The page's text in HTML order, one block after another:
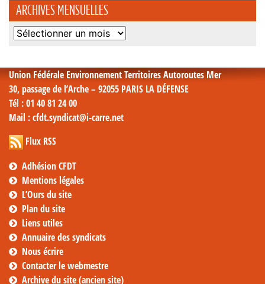
ARCHIVES MENSUELLES
Archives
Union Fédérale Environnement Territoires Autoroutes Mer
30, passage de l’Arche – 92055 PARIS LA DÉFENSE
Tél : 01 40 81 24 00
Mail : cfdt.syndicat@i-carre.net
Flux RSS
Adhésion CFDT
Mentions légales
L’Ours du site
Plan du site
Liens utiles
Annuaire des syndicats
Nous écrire
Contacter le webmestre
Archive du site (ancien site)